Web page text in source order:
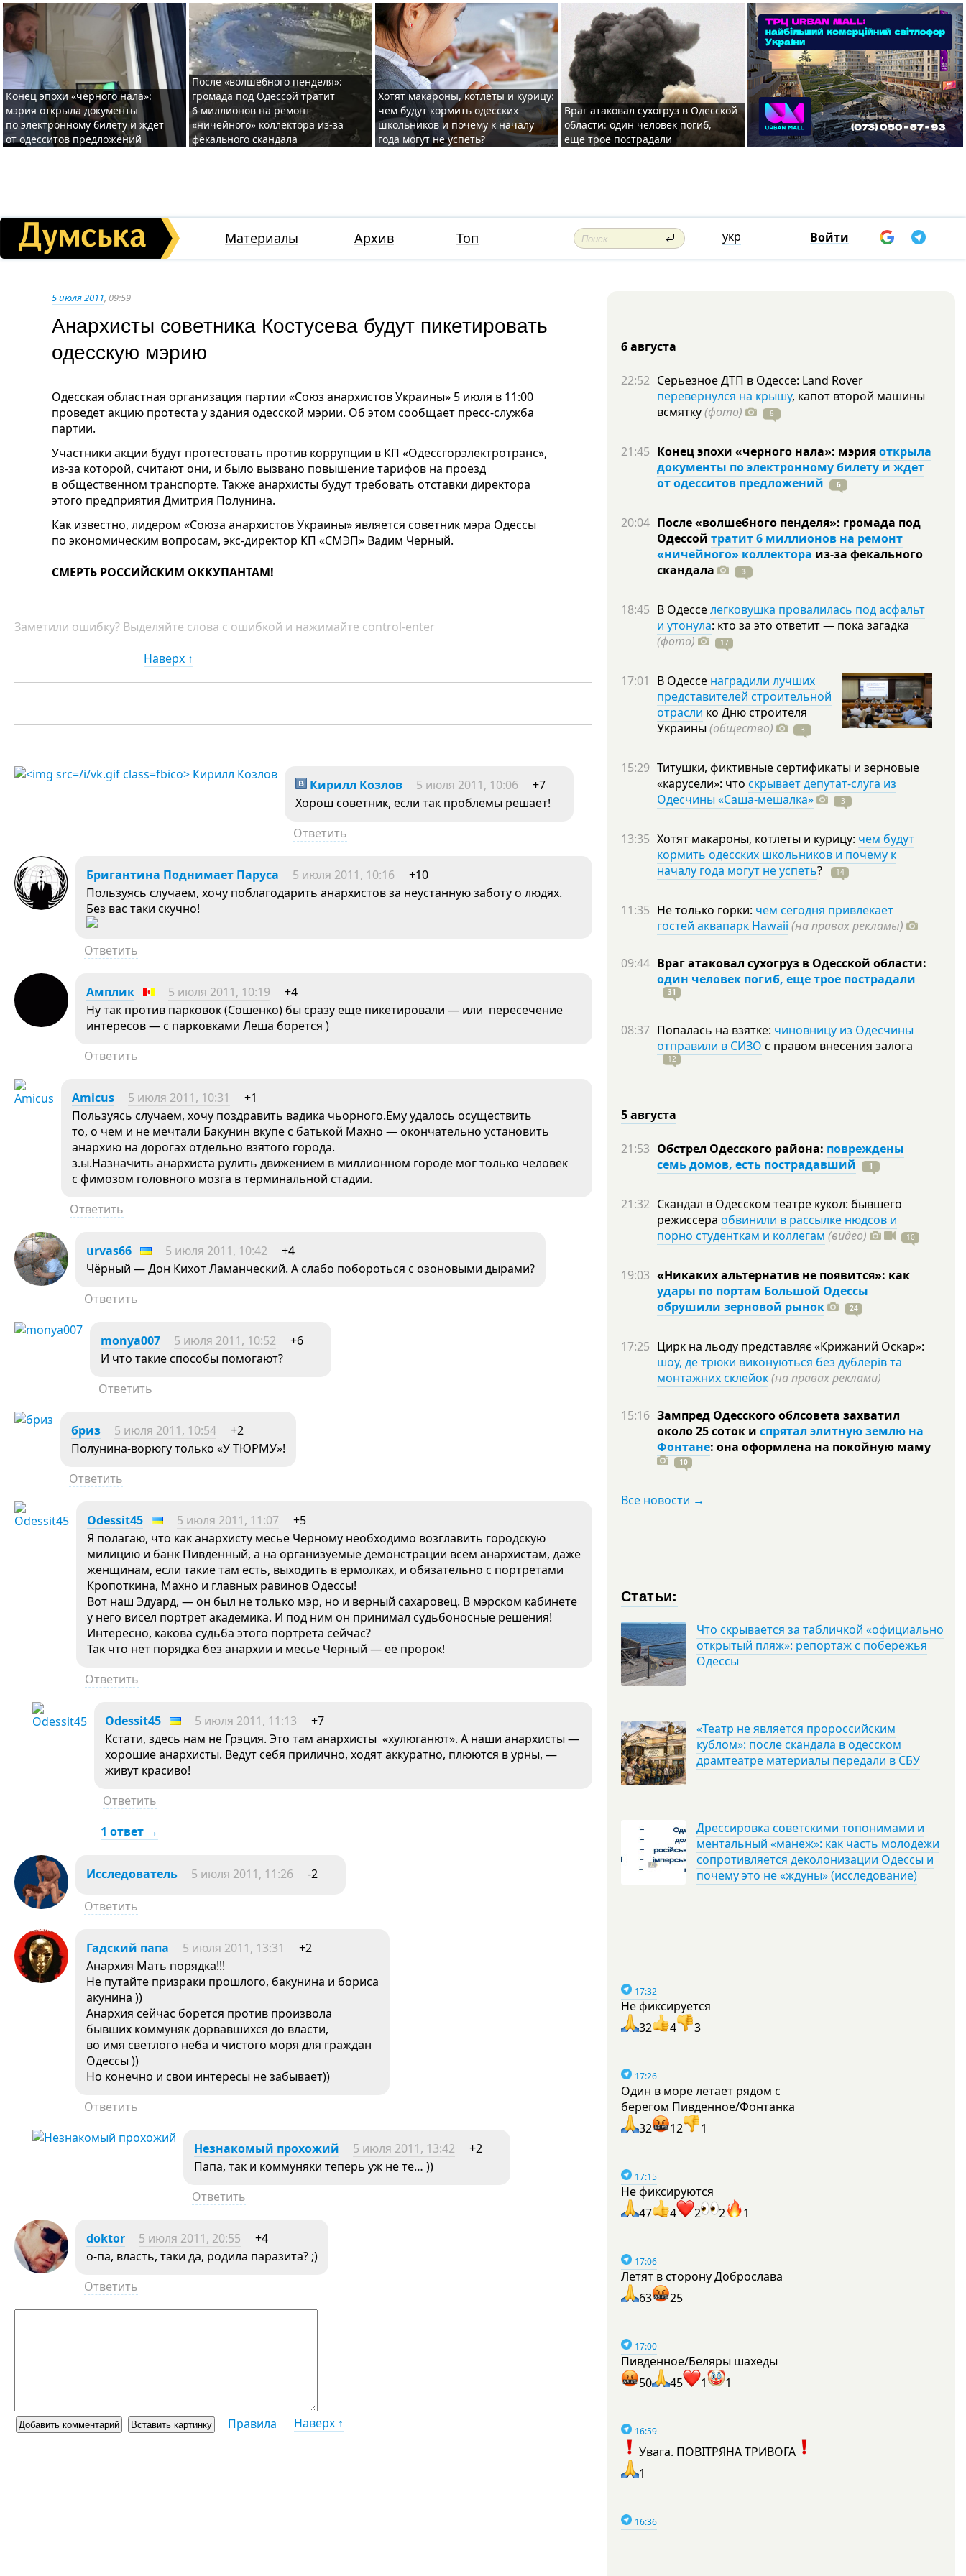
Конец эпохи «черного нала»:
мэрия открыла документы
по электронному билету и ждет
от одесситов предложений
После «волшебного пенделя»:
громада под Одессой тратит
6 миллионов на ремонт
«ничейного» коллектора из-за
фекального скандала
Хотят макароны, котлеты и курицу:
чем будут кормить одесских
школьников и почему к началу
года могут не успеть?
Враг атаковал сухогруз в Одесской
области: один человек погиб,
еще трое пострадали
Материалы Архив Топ укр Войти
5 июля 2011, 09:59
Анархисты советника Костусева будут пикетировать
одесскую мэрию
Одесская областная организация партии «Союз анархистов Украины» 5 июля в 11:00
проведет акцию протеста у здания одесской мэрии. Об этом сообщает пресс-служба
партии.
Участники акции будут протестовать против коррупции в КП «Одессгорэлектротранс»,
из-за которой, считают они, и было вызвано повышение тарифов на проезд
в общественном транспорте. Также анархисты будут требовать отставки директора
этого предприятия Дмитрия Полунина.
Как известно, лидером «Союза анархистов Украины» является советник мэра Одессы
по экономическим вопросам, экс-директор КП «СМЭП» Вадим Черный.
СМЕРТЬ РОССИЙСКИМ ОККУПАНТАМ!
Заметили ошибку? Выделяйте слова с ошибкой и нажимайте control-enter
Наверх ↑
Кирилл Козлов 5 июля 2011, 10:06
+7
Хорош советник, если так проблемы решает!
Ответить
Бригантина Поднимает Паруса 5 июля 2011, 10:16
+10
Пользуясь случаем, хочу поблагодарить анархистов за неустанную заботу о людях.
Без вас таки скучно!
Ответить
Амплик 5 июля 2011, 10:19
+4
Ну так против парковок (Сошенко) бы сразу еще пикетировали — или пересечение
интересов — с парковками Леша борется )
Ответить
Amicus 5 июля 2011, 10:31
+1
Пользуясь случаем, хочу поздравить вадика чьорного.Ему удалось осуществить
то, о чем и не мечтали Бакунин вкупе с батькой Махно — окончательно установить
анархию на дорогах отдельно взятого города.
з.ы.Назначить анархиста рулить движением в миллионном городе мог только человек
с фимозом головного мозга в терминальной стадии.
Ответить
urvas66 5 июля 2011, 10:42
+4
Чёрный — Дон Кихот Ламанческий. А слабо побороться с озоновыми дырами?
Ответить
monya007 5 июля 2011, 10:52
+6
И что такие способы помогают?
Ответить
бриз 5 июля 2011, 10:54
+2
Полунина-ворюгу только «У ТЮРМУ»!
Ответить
Odessit45 5 июля 2011, 11:07
+5
Я полагаю, что как анархисту месье Черному необходимо возглавить городскую
милицию и банк Пивденный, а на организуемые демонстрации всем анархистам, даже
женщинам, если такие там есть, выходить в ермолках, и обязательно с портретами
Кропоткина, Махно и главных равинов Одессы!
Вот наш Эдуард, — он был не только мэр, но и верный сахаровец. В мэрском кабинете
у него висел портрет академика. И под ним он принимал судьбоносные решения!
Интересно, какова судьба этого портрета сейчас?
Так что нет порядка без анархии и месье Черный — её пророк!
Ответить
Odessit45 5 июля 2011, 11:13
+7
Кстати, здесь нам не Грэция. Это там анархисты «хулюганют». А наши анархисты —
хорошие анархисты. Ведут себя прилично, ходят аккуратно, плюются в урны, —
живут красиво!
Ответить
1 ответ →
Исследователь 5 июля 2011, 11:26 -2
Ответить
Гадский папа 5 июля 2011, 13:31
+2
Анархия Мать порядка!!!
Не путайте призраки прошлого, бакунина и бориса
акунина ))
Анархия сейчас борется против произвола
бывших коммуняк дорвавшихся до власти,
во имя светлого неба и чистого моря для граждан
Одессы ))
Но конечно и свои интересы не забывает))
Ответить
Незнакомый прохожий 5 июля 2011, 13:42
+2
Папа, так и коммуняки теперь уж не те… ))
Ответить
doktor 5 июля 2011, 20:55
+4
о-па, власть, таки да, родила паразита? ;)
Ответить
Правила Наверх ↑
6 августа
22:52 Серьезное ДТП в Одессе: Land Rover
перевернулся на крышу, капот второй машины
всмятку(фото) 8
21:45 Конец эпохи «черного нала»: мэрияоткрыла
документы по электронному билету и ждет
от одесситов предложений
6
20:04 После «волшебного пенделя»: громада под
Одессой тратит 6 миллионов на ремонт
«ничейного» коллектора из-за фекального
скандала
3
18:45 В Одесселегковушка провалилась под асфальт
и утонула: кто за это ответит — пока загадка
(фото)
17
17:01 В Одессе наградили лучших
представителей строительной
отрасли ко Дню строителя
Украины (общество) 3
15:29 Титушки, фиктивные сертификаты и зерновые
«карусели»: что скрывает депутат-слуга из
Одесчины «Саша-мешалка»
3
13:35 Хотят макароны, котлеты и курицу: чем будут
кормить одесских школьников и почему к
началу года могут не успеть? 14
11:35 Не только горки: чем сегодня привлекает
гостей аквапарк Hawaii (на правах рекламы)
09:44 Враг атаковал сухогруз в Одесской области:
один человек погиб, еще трое пострадали
31
08:37 Попалась на взятке: чиновницу из Одесчины
отправили в СИЗО с правом внесения залога
12
5 августа
21:53 Обстрел Одесского района: повреждены
семь домов, есть пострадавший
1
21:32 Скандал в Одесском театре кукол: бывшего
режиссера обвинили в рассылке нюдсов и
порно студенткам и коллегам (видео) 10
19:03 «Никаких альтернатив не появится»: как
удары по портам Большой Одессы
обрушили зерновой рынок
24
17:25 Цирк на льоду представляє «Крижаний Оскар»:
шоу, де трюки виконуються без дублерів та
монтажних склейок(на правах реклами)
15:16 Зампред Одесского облсовета захватил
около 25 соток и спрятал элитную землю на
Фонтане: она оформлена на покойную маму
10
Все новости →
Статьи:
Что скрывается за табличкой «официально
открытый пляж»: репортаж с побережья
Одессы
«Театр не является пророссийским
кублом»: после скандала в одесском
драмтеатре материалы передали в СБУ
Дрессировка советскими топонимами и
ментальный «манеж»: как часть молодежи
сопротивляется деколонизации Одессы и
почему это не «ждуны» (исследование)
17:32
Не фиксируется
32
4 3
17:26
Один в море летает рядом с
берегом Пивденное/Фонтанка
32
12 1
17:15
Не фиксируются
47
4 2 2 1
17:06
Летят в сторону Доброслава
63
25
17:00
Пивденное/Беляры шахеды
50
45 1 1
16:59
Увага. ПОВІТРЯНА ТРИВОГА
1
16:36